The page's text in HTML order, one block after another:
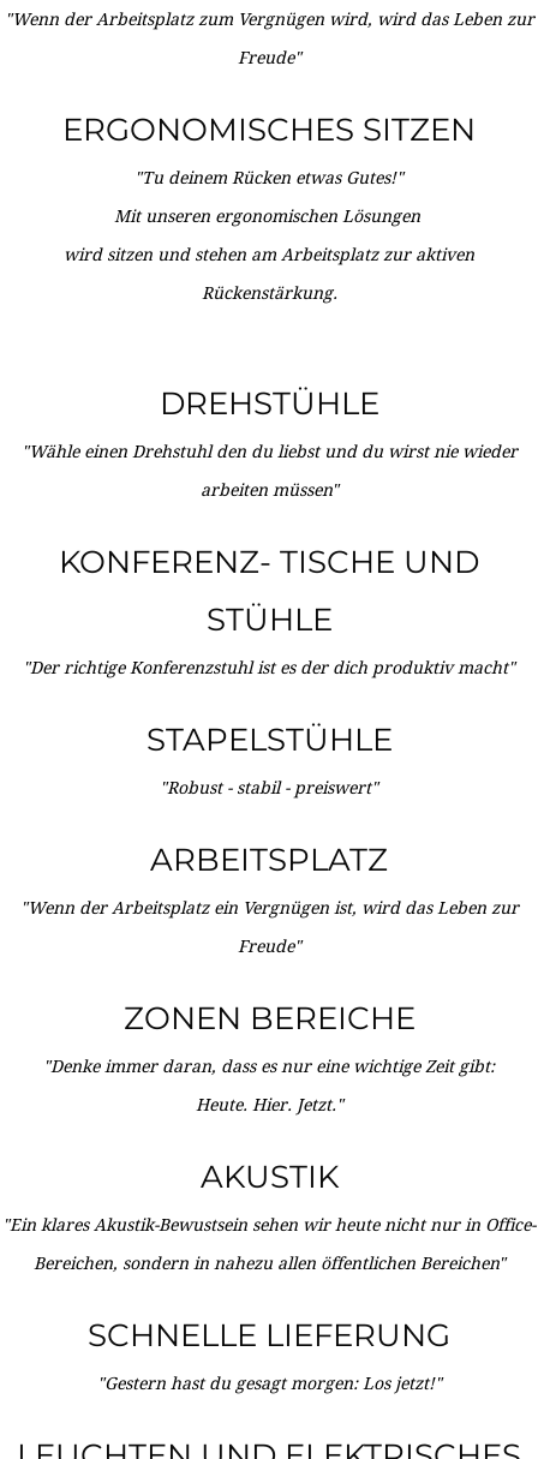
"Wenn der Arbeitsplatz zum Vergnügen wird, wird das Leben zur
Freude"
ERGONOMISCHES SITZEN
"Tu deinem Rücken etwas Gutes!"
Mit unseren ergonomischen Lösungen
wird sitzen und stehen am Arbeitsplatz zur aktiven
Rückenstärkung.
DREHSTÜHLE
"Wähle einen Drehstuhl den du liebst und du wirst nie wieder
arbeiten müssen"
KONFERENZ- TISCHE UND
STÜHLE
"Der richtige Konferenzstuhl ist es der dich produktiv macht"
STAPELSTÜHLE
"Robust - stabil - preiswert"
ARBEITSPLATZ
"Wenn der Arbeitsplatz ein Vergnügen ist, wird das Leben zur
Freude"
ZONEN BEREICHE
"Denke immer daran, dass es nur eine wichtige Zeit gibt:
Heute. Hier. Jetzt."
AKUSTIK
"Ein klares Akustik-Bewustsein sehen wir heute nicht nur in Office-
Bereichen, sondern in nahezu allen öffentlichen Bereichen"
SCHNELLE LIEFERUNG
"Gestern hast du gesagt morgen: Los jetzt!"